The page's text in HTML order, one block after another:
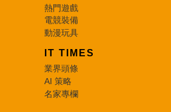
熱門遊戲
電競裝備
動漫玩具
IT TIMES
業界頭條
AI 策略
名家專欄